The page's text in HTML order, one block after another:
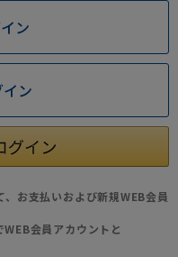
ン
ン
お支払いおよび新規WEB会員
会員アカウントと